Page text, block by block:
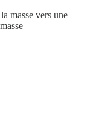
masse vers une